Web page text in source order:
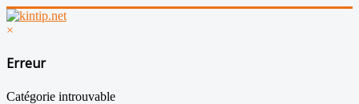
×
Erreur
Catégorie introuvable